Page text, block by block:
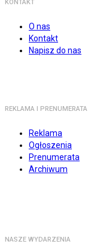
KONTAKT
O nas
Kontakt
Napisz do nas
REKLAMA I PRENUMERATA
Reklama
Ogłoszenia
Prenumerata
Archiwum
NASZE WYDARZENIA